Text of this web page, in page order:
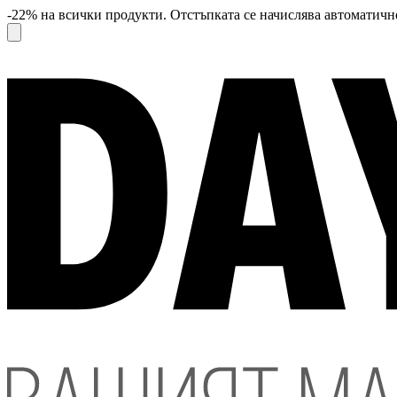
-22% на всички продукти. Отстъпката се начислява